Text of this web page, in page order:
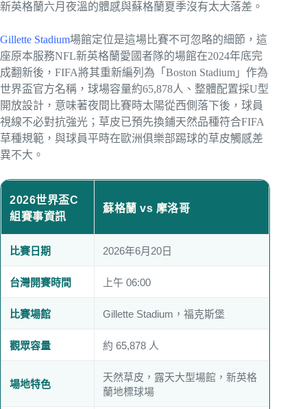
新英格蘭六月夜溫的體感與蘇格蘭夏季沒有太大落差。
Gillette Stadium場館定位是這場比賽不可忽略的細節，這
座原本服務NFL新英格蘭愛國者隊的場館在2024年底完
成翻新後，FIFA將其重新編列為「Boston Stadium」作為
世界盃官方名稱，球場容量約65,878人、整體配置採U型
開放設計，意味著夜間比賽時太陽從西側落下後，球員
視線不必對抗強光；草皮已預先換鋪天然品種符合FIFA
草種規範，與球員平時在歐洲俱樂部踢球的草皮觸感差
異不大。
2026世界盃C
組賽事資訊
蘇格蘭 vs 摩洛哥
比賽日期 2026年6月20日
台灣開賽時間 上午 06:00
比賽場館 Gillette Stadium，福克斯堡
觀眾容量 約 65,878 人
場地特色
天然草皮，露天大型場館，新英格
蘭地標球場